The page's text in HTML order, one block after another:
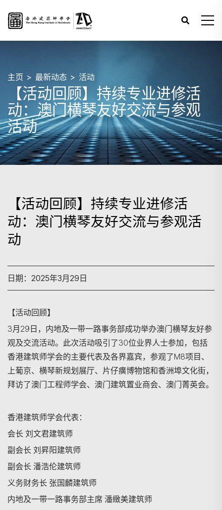
主页 最新动态 活动
【活动回顾】持续专业进修活
动：澳门横琴友好交流与参观
活动
【活动回顾】持续专业进修活
动：澳门横琴友好交流与参观活
动
日期：2025年3月29日
【活动回顾】
3月29日，内地及一带一路事务部成功举办澳门横琴友好参
观及交流活动。此次活动吸引了30位业界人士参加，包括
香港建筑师学会的主要代表及各界嘉宾，参观了M8项目、
上葡京、横琴新规划展厅、片仔癀博物馆和香洲埠文化街，
拜访了澳门工程师学会、澳门建筑置业商会、澳门菁英会。
香港建筑师学会代表：
会长 刘文君建筑师
副会长 刘昇阳建筑师
副会长 潘浩伦建筑师
义务财务长 张国麟建筑师
内地及一带一路事务部主席 潘緻美建筑师